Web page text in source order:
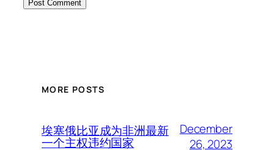
MORE POSTS
埃塞俄比亚成为非洲最新
一个主权违约国家
December
26, 2023